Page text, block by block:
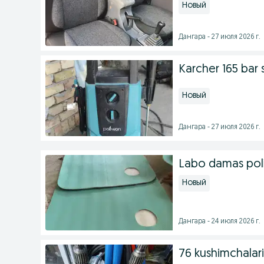
Новый
Дангара - 27 июля 2026 г.
Karcher 165 bar
Новый
Дангара - 27 июля 2026 г.
Labo damas
Новый
Дангара - 24 июля 2026 г.
76 kushimchalari